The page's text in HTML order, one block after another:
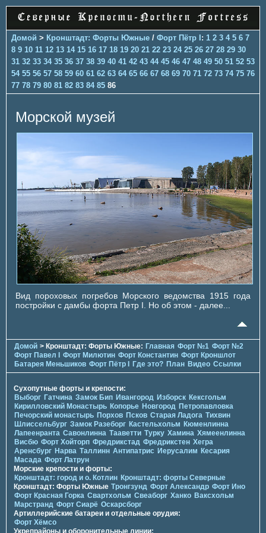
Домой > Кронштадт: Форты Южные / Форт Пётр I: 1 2 3 4 5 6 7
8 9 10 11 12 13 14 15 16 17 18 19 20 21 22 23 24 25 26 27 28 29 30
31 32 33 34 35 36 37 38 39 40 41 42 43 44 45 46 47 48 49 50 51 52 53
54 55 56 57 58 59 60 61 62 63 64 65 66 67 68 69 70 71 72 73 74 75 76
77 78 79 80 81 82 83 84 85 86
Морской музей
Вид пороховых погребов Морского ведомства 1915 года
постройки с дамбы форта Петр I. Но об этом - далее...
Домой > Кронштадт: Форты Южные: Главная Форт №1 Форт №2
Форт Павел I Форт Милютин Форт Константин Форт Кроншлот
Батарея Меньшиков Форт Пётр I Где это? План Видео Ссылки
Сухопутные форты и крепости:
Выборг Гатчина Замок Бип Ивангород Изборск Кексгольм
Кирилловский Монастырь Копорье Новгород Петропавловка
Печорcкий монастырь Порхов Псков Старая Ладога Тихвин
Шлиссельбург Замок Разеборг Кастельхольм Кюменлинна
Лапеенранта Савонлинна Тааветти Турку Хамина Хямеенлинна
Висбю Форт Хойторп Фредрикстад Фредрикстен Хегра
Аренсбург Нарва Таллинн Антипатрис Иерусалим Кесария
Масада Форт Латрун
Морские крепости и форты:
Кронштадт: город и о. Котлин Кронштадт: форты Северные
Кронштадт: Форты Южные Тронгзунд Форт Александр Форт Ино
Форт Красная Горка Свартхольм Свеаборг Ханко Ваксхольм
Марстранд Форт Сиарё Оскарсборг
Артиллерийские батареи и отдельные орудия:
Форт Хёмсо
Укрепрайоны и оборонительные линии: